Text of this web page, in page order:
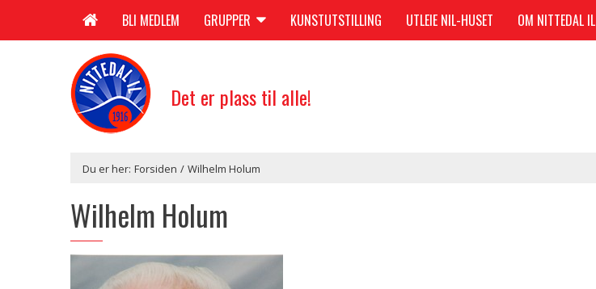
BLI MEDLEM GRUPPER KUNSTUTSTILLING UTLEIE NIL-HUSET OM NITTEDAL IL
Det er plass til alle!
Du er her: Forsiden / Wilhelm Holum
Wilhelm Holum